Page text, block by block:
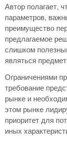
Автор полагает,
параметров,
преимущество
предлагаемое
слишком
являться
Ограничениями
требование
рынке и
этом рынке
приоритет для
иных